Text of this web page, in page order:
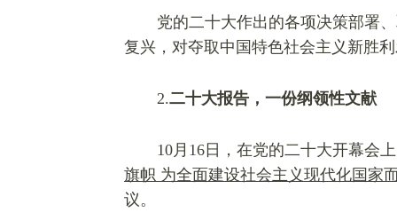
党的二十大作出的各项决策部署
复兴，对夺取中国特色社会主义新胜
2.二十大报告， 一份纲领性文献
10月16日，在党的二十大开幕会
旗帜 为全面建设社会主义现代化国家
议。